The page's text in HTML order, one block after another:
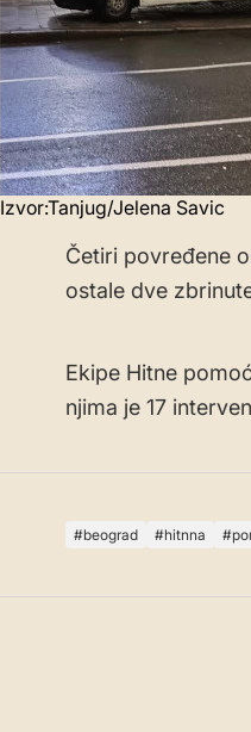
Izvor:Tanjug/Jelena Savic
Četiri povređene
ostale dve
Ekipe Hitne
njima je 17
beograd hitnna